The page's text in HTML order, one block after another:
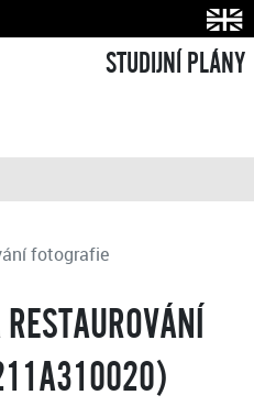
STUDIJNÍ PLÁNY
fotografie